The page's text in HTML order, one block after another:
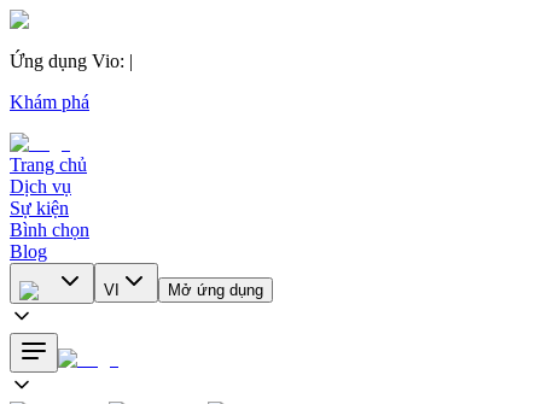
Ứng dụng Vio: |
Khám phá
Trang chủ
Dịch vụ
Sự kiện
Bình chọn
Blog
VI Mở ứng dụng